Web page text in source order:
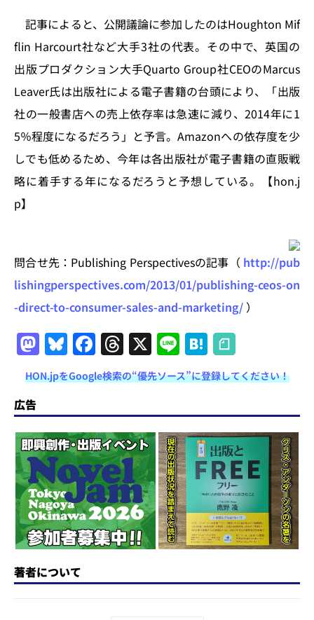
記事によると、公開議論に参加したのはHoughton Mif
flin Harcourt社など大手3社の代表。その中で、英国の
出版プロダクション大手Quarto Group社CEOのMarcus
Leaver氏は出版社による電子書籍の台頭により、「出版
社の一般書店への売上依存率は急速に減り、2014年に1
5％程度になるだろう」と予言。Amazonへの依存度を少
しでも低めるため、今年は各出版社が電子書籍の直販戦
略に着手する年になるだろうと予想している。【hon.j
p】
問合せ先：Publishing Perspectivesの記事（ http://pub
lishingperspectives.com/2013/01/publishing-ceos-on
-direct-to-consumer-sales-and-marketing/ ）
M
a
st
o
d
o
n
Bl
u
e
s
k
y
F
a
c
e
b
o
o
k
T
h
re
a
d
s
X Li
n
e
H
at
e
n
a
HON.jpをGoogle検索の“優先ソース”に登録してください！
広告
著者について